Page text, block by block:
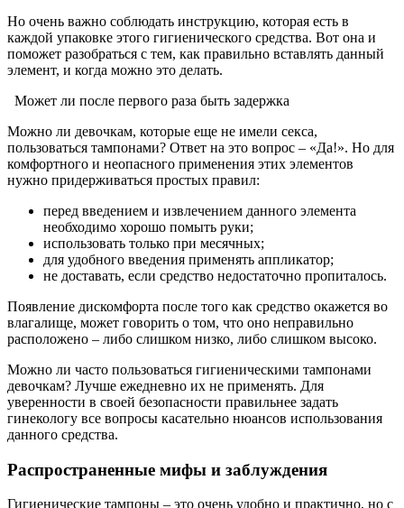
Но очень важно соблюдать инструкцию, которая есть в
каждой упаковке этого гигиенического средства. Вот она и
поможет разобраться с тем, как правильно вставлять данный
элемент, и когда можно это делать.
Может ли после первого раза быть задержка
Можно ли девочкам, которые еще не имели секса,
пользоваться тампонами? Ответ на это вопрос – «Да!». Но для
комфортного и неопасного применения этих элементов
нужно придерживаться простых правил:
перед введением и извлечением данного элемента
необходимо хорошо помыть руки;
использовать только при месячных;
для удобного введения применять аппликатор;
не доставать, если средство недостаточно пропиталось.
Появление дискомфорта после того как средство окажется во
влагалище, может говорить о том, что оно неправильно
расположено – либо слишком низко, либо слишком высоко.
Можно ли часто пользоваться гигиеническими тампонами
девочкам? Лучше ежедневно их не применять. Для
уверенности в своей безопасности правильнее задать
гинекологу все вопросы касательно нюансов использования
данного средства.
Распространенные мифы и заблуждения
Гигиенические тампоны – это очень удобно и практично, но с